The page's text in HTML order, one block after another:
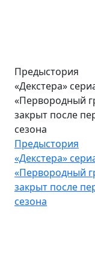
Предыстория
«Декстера»
«Первородный
закрыт после
сезона
Предыстория
«Декстера»
«Первородный
закрыт после
сезона